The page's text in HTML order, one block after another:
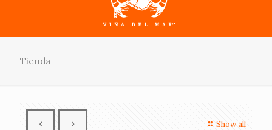
Tienda
Show all